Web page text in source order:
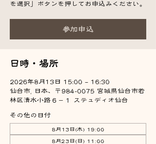
を選択」ボタンを押してお申込みください。
参加申込
日時・場所
2026年8月13日 15:00 – 16:30
仙台市, 日本、〒984-0075 宮城県仙台市若
林区清水小路６−１ ステュディオ仙台
その他の日付
8月13日(木) 19:00
8月23日(日) 11:00